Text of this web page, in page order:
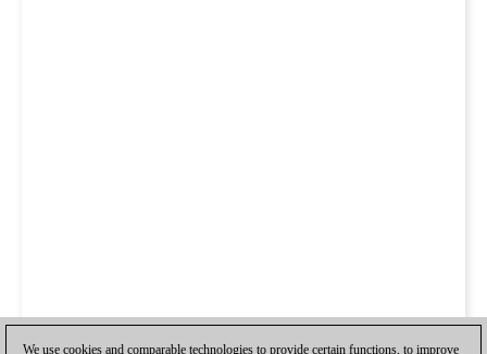
We use cookies and comparable technologies to provide certain functions, to improve